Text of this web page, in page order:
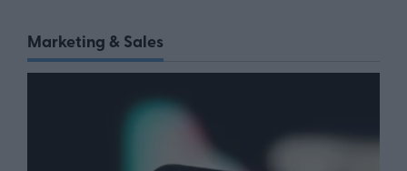
Marketing & Sales